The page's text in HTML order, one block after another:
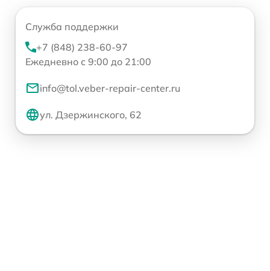
Служба поддержки
+7 (848) 238-60-97
Ежедневно с 9:00 до 21:00
info@tol.veber-repair-center.ru
ул. Дзержинского, 62